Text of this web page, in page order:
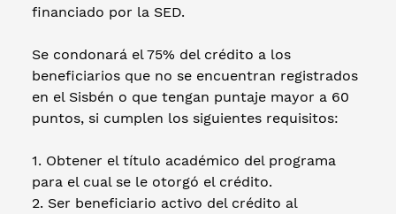
financiado por la SED.
Se condonará el 75% del crédito a los
beneficiarios que no se encuentran registrados
en el Sisbén o que tengan puntaje mayor a 60
puntos, si cumplen los siguientes requisitos:
1. Obtener el título académico del programa
para el cual se le otorgó el crédito.
2. Ser beneficiario activo del crédito al